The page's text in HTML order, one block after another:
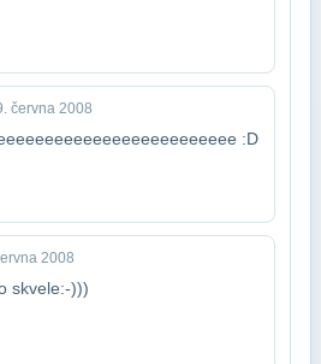
června 2008
:D
2008
skvele:-)))